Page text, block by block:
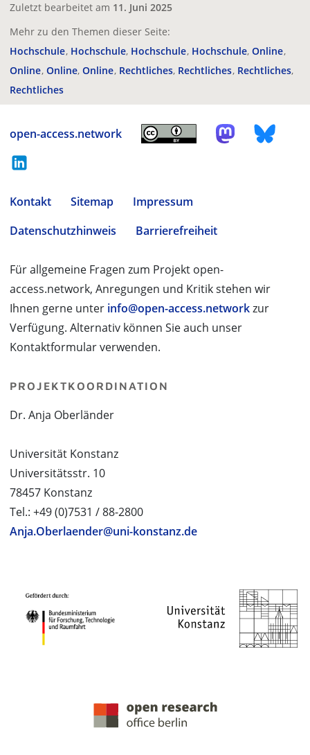
Zuletzt bearbeitet am 11. Juni 2025
Mehr zu den Themen dieser Seite:
Hochschule Hochschule Hochschule Hochschule Online
Online Online Online Rechtliches Rechtliches Rechtliches
Rechtliches
open-access.network
Kontakt Sitemap
Impressum
Datenschutzhinweis
Barrierefreiheit
Für allgemeine Fragen zum Projekt open-
access.network, Anregungen und Kritik stehen wir
Ihnen gerne unter info@open-access.networkzur
Verfügung. Alternativ können Sie auch unser
Kontaktformular verwenden.
PROJEKTKOORDINATION
Dr. Anja Oberländer
Universität Konstanz
Universitätsstr. 10
78457 Konstanz
Tel.: +49 (0)7531 / 88-2800
Anja.Oberlaender@uni-konstanz.de